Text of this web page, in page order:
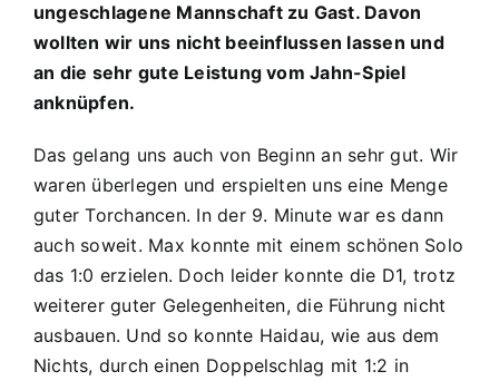
–
JFG
2:4
ungeschlagene Mannschaft zu Gast. Davon
wollten wir uns nicht beeinflussen lassen und
an die sehr gute Leistung vom Jahn-Spiel
anknüpfen.
Das gelang uns auch von Beginn an sehr gut. Wir
waren überlegen und erspielten uns eine Menge
guter Torchancen. In der 9. Minute war es dann
auch soweit. Max konnte mit einem schönen Solo
das 1:0 erzielen. Doch leider konnte die D1, trotz
weiterer guter Gelegenheiten, die Führung nicht
ausbauen. Und so konnte Haidau, wie aus dem
Nichts, durch einen Doppelschlag mit 1:2 in